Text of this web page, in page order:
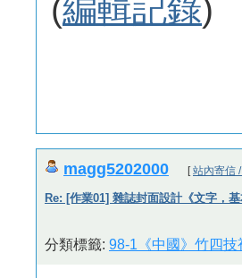
(編輯記錄)
magg5202000 [站內寄信 /
Re: [作業01] 雜誌封面設計《文字，
分類標籤: 98-1《中國》竹四